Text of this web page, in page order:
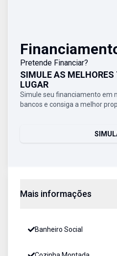
Pretende Financiar?
SIMULE AS
LUGAR
Simule seu financiamento em
bancos e consiga a melhor
Mais informações
Banheiro Social